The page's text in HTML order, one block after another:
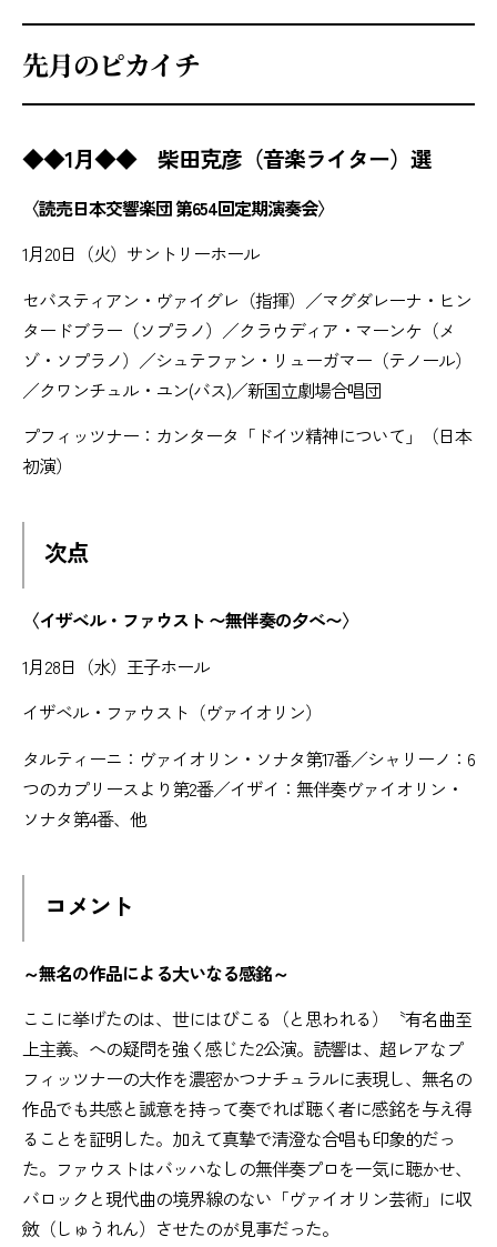
先月のピカイチ
◆◆1月◆◆ 柴田克彦（音楽ライター）選
〈読売日本交響楽団 第654回定期演奏会〉
1月20日（火）サントリーホール
セバスティアン・ヴァイグレ（指揮）／マグダレーナ・ヒン
タードブラー（ソプラノ）／クラウディア・マーンケ（メ
ゾ・ソプラノ）／シュテファン・リューガマー（テノール）
／クワンチュル・ユン(バス)／新国立劇場合唱団
プフィッツナー：カンタータ「ドイツ精神について」（日本
初演）
次点
〈イザベル・ファウスト 〜無伴奏の夕べ〜〉
1月28日（水）王子ホール
イザベル・ファウスト（ヴァイオリン）
タルティーニ：ヴァイオリン・ソナタ第17番／シャリーノ：6
つのカプリースより第2番／イザイ：無伴奏ヴァイオリン・
ソナタ第4番、他
コメント
～無名の作品による大いなる感銘～
ここに挙げたのは、世にはびこる（と思われる）〝有名曲至
上主義〟への疑問を強く感じた2公演。読響は、超レアなプ
フィッツナーの大作を濃密かつナチュラルに表現し、無名の
作品でも共感と誠意を持って奏でれば聴く者に感銘を与え得
ることを証明した。加えて真摯で清澄な合唱も印象的だっ
た。ファウストはバッハなしの無伴奏プロを一気に聴かせ、
バロックと現代曲の境界線のない「ヴァイオリン芸術」に収
斂（しゅうれん）させたのが見事だった。